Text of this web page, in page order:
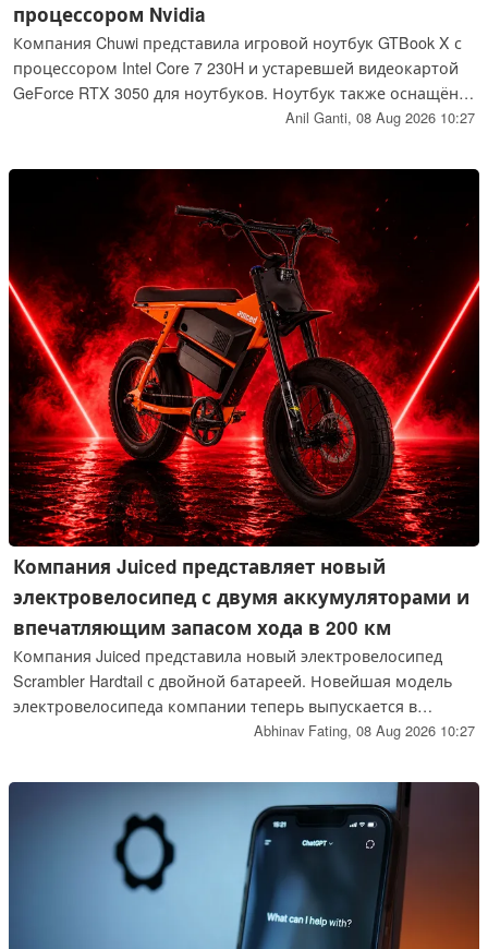
процессором Nvidia
Компания Chuwi представила игровой ноутбук GTBook X с
процессором Intel Core 7 230H и устаревшей видеокартой
GeForce RTX 3050 для ноутбуков. Ноутбук также оснащён
дисплеем с частотой обновления 144 Гц, возможностью
SSD-накопителей формата M.2.
Anil Ganti, 08 Aug 2026 10:27
Компания Juiced представляет новый
электровелосипед с двумя аккумуляторами и
впечатляющим запасом хода в 200 км
Компания Juiced представила новый электровелосипед
Scrambler Hardtail с двойной батареей. Новейшая модель
электровелосипеда компании теперь выпускается в
версии с двойной батареей, что позволяет увеличить
того, он оснащён задним встроенным в втулку двигателем
с пиковой мощностью 1 764 Вт, развивающим крутящий
момент 90 Нм.
Abhinav Fating, 08 Aug 2026 10:27